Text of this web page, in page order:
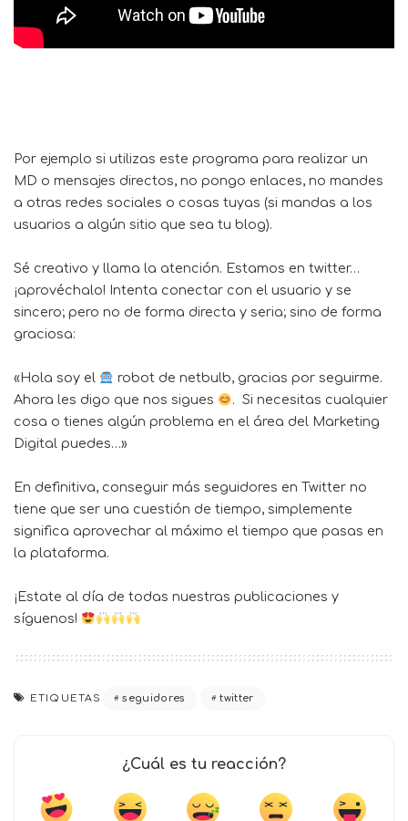
Por ejemplo si utilizas este programa para realizar un
MD o mensajes directos, no pongo enlaces, no mandes
a otras redes sociales o cosas tuyas (si mandas a los
usuarios a algún sitio que sea tu blog).
Sé creativo y llama la atención. Estamos en twitter…
¡aprovéchalo! Intenta conectar con el usuario y se
sincero; pero no de forma directa y seria; sino de forma
graciosa:
«Hola soy el
robot de netbulb, gracias por seguirme.
Ahora les digo que nos sigues
. Si necesitas cualquier
cosa o tienes algún problema en el área del Marketing
Digital puedes…»
En definitiva, conseguir más seguidores en Twitter no
tiene que ser una cuestión de tiempo, simplemente
significa aprovechar al máximo el tiempo que pasas en
la plataforma.
¡Estate al día de todas nuestras publicaciones y
síguenos!
ETIQUETAS seguidores twitter
¿Cuál es tu reacción?